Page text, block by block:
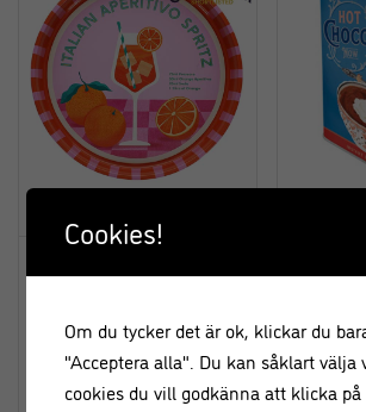
169,00kr 159,00
Cookies!
Om du tycker det är ok, klickar du
"Acceptera alla". Du kan såklart välja
cookies du vill godkänna att klicka på